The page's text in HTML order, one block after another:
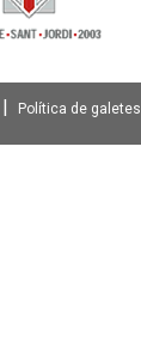
Política de galetes